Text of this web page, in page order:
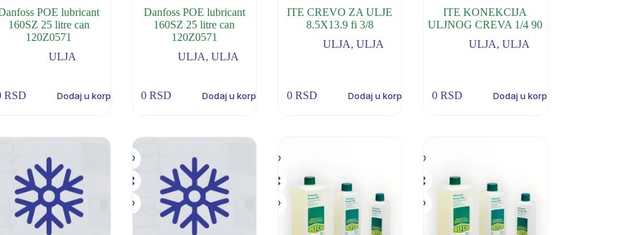
POE lubricant
160SZ 25 litre can
120Z0571
ULJA
RSD Dodaj u korpu
Danfoss POE lubricant
160SZ 25 litre can
120Z0571
ULJA, ULJA
0RSD Dodaj u korpu
ITE CREVO ZA ULJE
8.5X13.9 fi 3/8
ULJA,ULJA
0 RSD Dodaj u korpu
ITE KONEKCIJA
ULJNOG CREVA 1/4 90
ULJA, ULJA
0RSD Dodaj u korpu